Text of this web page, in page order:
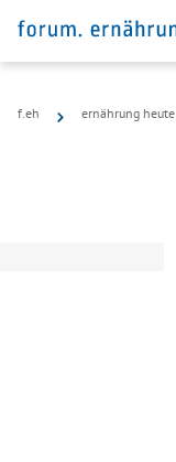
f.eh ernährung heute